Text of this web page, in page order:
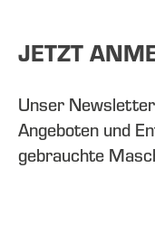
JETZT
Unser
Angeboten und
gebrauchte